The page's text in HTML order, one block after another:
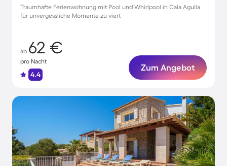
Traumhafte Ferienwohnung mit Pool und Whirlpool in Cala Agulla
für unvergessliche Momente zu viert
ab 62 €
pro Nacht
4.4
Zum Angebot